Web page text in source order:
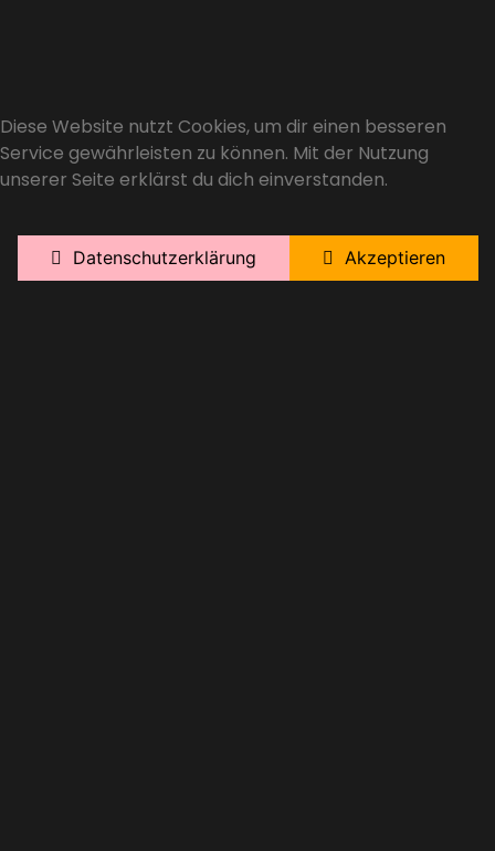
Diese Website nutzt Cookies, um dir einen besseren
Service gewährleisten zu können. Mit der Nutzung
unserer Seite erklärst du dich einverstanden.
Datenschutzerklärung Akzeptieren